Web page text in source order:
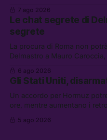
lavoro, Schlein prova a
che cos’è lo “Spiralismo,”
7 ago 2026
Le chat segrete di
segrete
La procura di Roma non
Delmastro a Mauro
attacchi in Libano, il governo
flessibilità in armi e energia,
abbandonata
6 ago 2026
Gli Stati Uniti,
Un accordo per Hormuz
ore, mentre aumentano i
chi aspetta i dispersi di
5 ago 2026